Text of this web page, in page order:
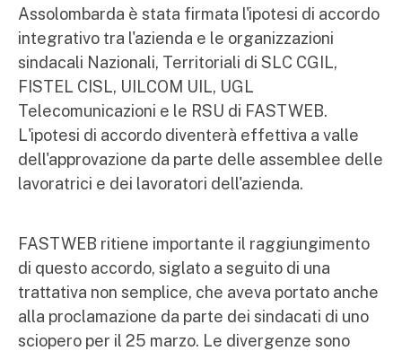
Assolombarda è stata firmata l'ipotesi di accordo
integrativo tra l'azienda e le organizzazioni
sindacali Nazionali, Territoriali di SLC CGIL,
FISTEL CISL, UILCOM UIL, UGL
Telecomunicazioni e le RSU di FASTWEB.
L'ipotesi di accordo diventerà effettiva a valle
dell'approvazione da parte delle assemblee delle
lavoratrici e dei lavoratori dell'azienda.
FASTWEB ritiene importante il raggiungimento
di questo accordo, siglato a seguito di una
trattativa non semplice, che aveva portato anche
alla proclamazione da parte dei sindacati di uno
sciopero per il 25 marzo. Le divergenze sono